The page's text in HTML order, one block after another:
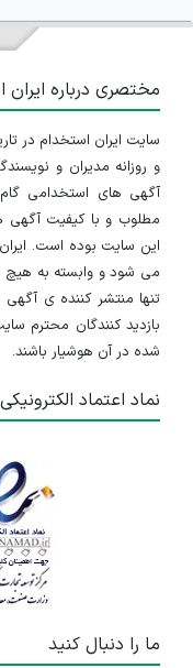
مختصری درباره
و روزانه مدیران و
آگهی های استخدامی
مطلوب و با کیفیت آگهی
این سایت بوده است.
می شود و وابسته به هیچ
تنها منتشر کننده ی
بازدید کنندگان محترم
شده در آن هوشیار باشند.
نماد اعتماد الکترونیکی
ما را دنبال کنید